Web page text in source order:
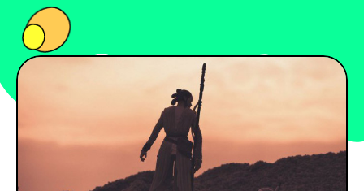
FOOD
BONS PLANS
SOUTENEZ KULTT